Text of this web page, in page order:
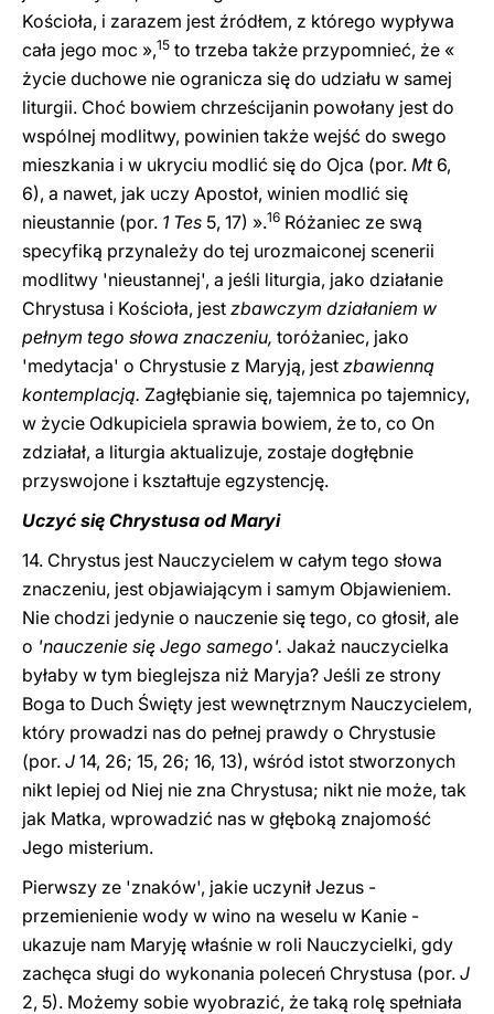
Kościoła, i zarazem jest źródłem, z którego wypływa
cała jego moc »,15 to trzeba także przypomnieć, że «
życie duchowe nie ogranicza się do udziału w samej
liturgii. Choć bowiem chrześcijanin powołany jest do
wspólnej modlitwy, powinien także wejść do swego
mieszkania i w ukryciu modlić się do Ojca (por. Mt 6,
6), a nawet, jak uczy Apostoł, winien modlić się
nieustannie (por. 1 Tes 5, 17) ».16 Różaniec ze swą
specyfiką przynależy do tej urozmaiconej scenerii
modlitwy 'nieustannej', a jeśli liturgia, jako działanie
Chrystusa i Kościoła, jest zbawczym działaniem w
pełnym tego słowa znaczeniu, toróżaniec, jako
'medytacja' o Chrystusie z Maryją, jest zbawienną
kontemplacją. Zagłębianie się, tajemnica po tajemnicy,
w życie Odkupiciela sprawia bowiem, że to, co On
zdziałał, a liturgia aktualizuje, zostaje dogłębnie
przyswojone i kształtuje egzystencję.
Uczyć się Chrystusa od Maryi
14. Chrystus jest Nauczycielem w całym tego słowa
znaczeniu, jest objawiającym i samym Objawieniem.
Nie chodzi jedynie o nauczenie się tego, co głosił, ale
o 'nauczenie się Jego samego'. Jakaż nauczycielka
byłaby w tym bieglejsza niż Maryja? Jeśli ze strony
Boga to Duch Święty jest wewnętrznym Nauczycielem,
który prowadzi nas do pełnej prawdy o Chrystusie
(por. J 14, 26; 15, 26; 16, 13), wśród istot stworzonych
nikt lepiej od Niej nie zna Chrystusa; nikt nie może, tak
jak Matka, wprowadzić nas w głęboką znajomość
Jego misterium.
Pierwszy ze 'znaków', jakie uczynił Jezus -
przemienienie wody w wino na weselu w Kanie -
ukazuje nam Maryję właśnie w roli Nauczycielki, gdy
zachęca sługi do wykonania poleceń Chrystusa (por. J
2, 5). Możemy sobie wyobrazić, że taką rolę spełniała